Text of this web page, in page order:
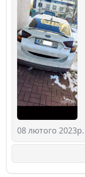
08 лютого 2023р.